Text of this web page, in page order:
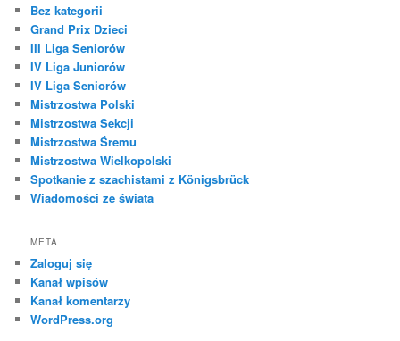
Bez kategorii
Grand Prix Dzieci
III Liga Seniorów
IV Liga Juniorów
IV Liga Seniorów
Mistrzostwa Polski
Mistrzostwa Sekcji
Mistrzostwa Śremu
Mistrzostwa Wielkopolski
Spotkanie z szachistami z Königsbrück
Wiadomości ze świata
META
Zaloguj się
Kanał wpisów
Kanał komentarzy
WordPress.org